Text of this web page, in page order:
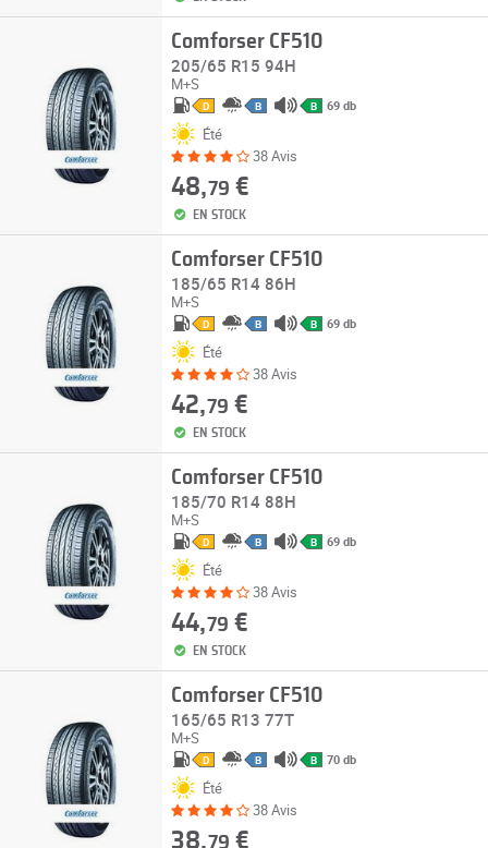
Comforser CF510
205/65 R15 94H
M+S
D B B 69 db
Été
38 Avis
48,79 €
EN STOCK
Comforser CF510
185/65 R14 86H
M+S
D B B 69 db
Été
38 Avis
42,79 €
EN STOCK
Comforser CF510
185/70 R14 88H
M+S
D B B 69 db
Été
38 Avis
44,79 €
EN STOCK
Comforser CF510
165/65 R13 77T
M+S
D B B 70 db
Été
38 Avis
38,79 €